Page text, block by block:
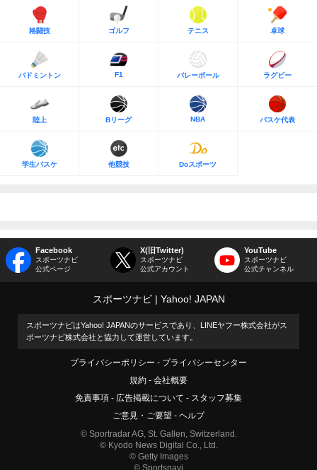
格闘技 ゴルフ テニス 卓球
バドミントン F1 バレーボール ラグビー
陸上 Bリーグ NBA バスケ代表
学生バスケ 他競技 Doスポーツ
Facebook
スポーツナビ
公式ページ
X(旧Twitter)
スポーツナビ
公式アカウント
YouTube
スポーツナビ
公式チャンネル
スポーツナビ Yahoo! JAPAN
スポーツナビはYahoo! JAPANのサービスであり、LINEヤフー株式会社がス
ポーツナビ株式会社と協力して運営しています。
プライバシーポリシー
プライバシーセンター
規約
会社概要
免責事項
広告掲載について
スタッフ募集
ご意見・ご要望
ヘルプ
© Sportradar AG, St. Gallen, Switzerland.
© Kyodo News Digital Co., Ltd.
© Getty Images
© Sportsnavi